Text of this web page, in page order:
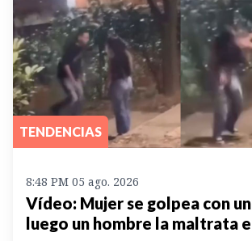
TENDENCIAS
8:48 PM 05 ago. 2026
Vídeo: Mujer se golpea con
luego un hombre la maltrata